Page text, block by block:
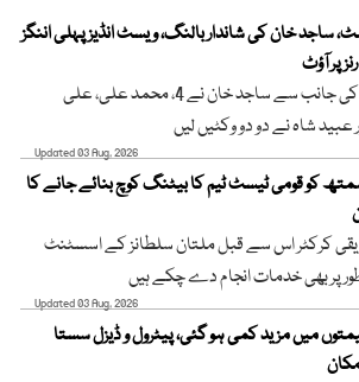
ساجد خان کی شاندار بالنگ، ویسٹ انڈیز پہلی اننگز
پاکستان کی جانب سے ساجد خان نے 4، محمد علی، علی
عبید شاہ نے دو دو وکٹیں لیں
Updated 03 Aug, 2026
کو قومی ٹیسٹ ٹیم کا بیٹنگ کوچ بنائے جانے کا
کرکٹر اس سے قبل ملتان سلطانز کے اسسٹنٹ
پر بھی خدمات انجام دے چکے ہیں
Updated 03 Aug, 2026
میں مزید کمی ہو گئی، پیٹرول و ڈیزل سستا